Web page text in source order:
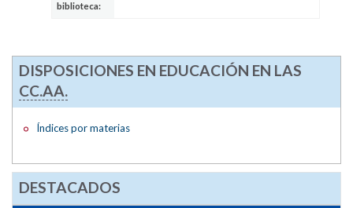
biblioteca:
DISPOSICIONES EN EDUCACIÓN EN LAS
CC.AA.
Índices por materias
DESTACADOS